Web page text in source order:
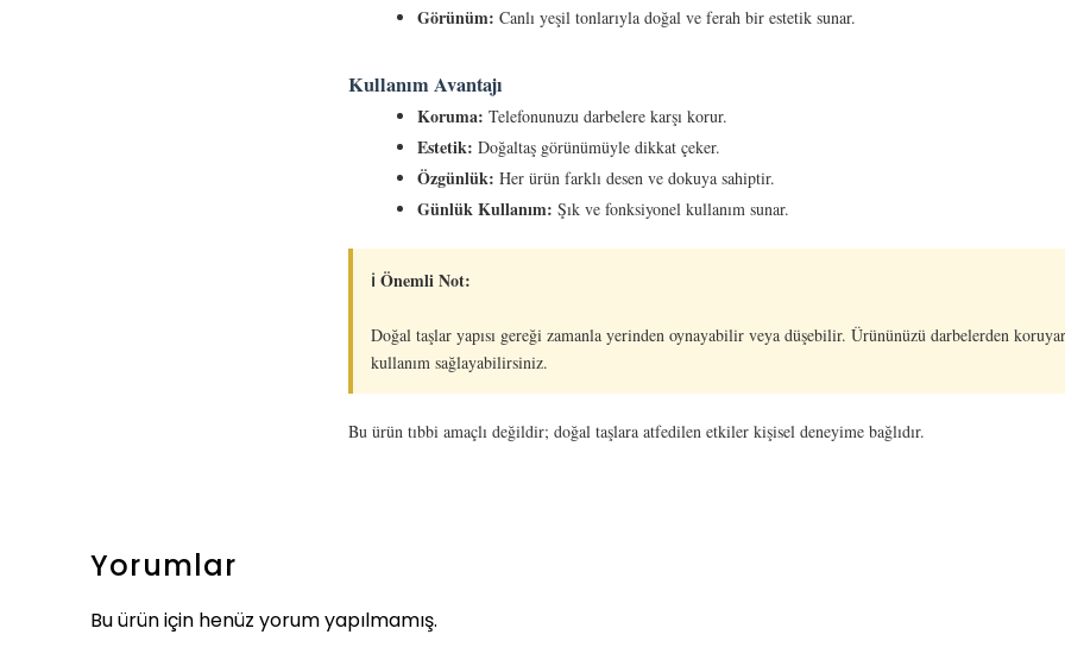
Görünüm: Canlı yeşil tonlarıyla doğal ve ferah bir estetik sunar.
Kullanım Avantajı
Koruma: Telefonunuzu darbelere karşı korur.
Estetik: Doğaltaş görünümüyle dikkat çeker.
Özgünlük: Her ürün farklı desen ve dokuya sahiptir.
Günlük Kullanım: Şık ve fonksiyonel kullanım sunar.
ℹ️ Önemli Not:
Doğal taşlar yapısı gereği zamanla yerinden oynayabilir veya düşebilir. Ürününüzü darbelerden
kullanım sağlayabilirsiniz.
Bu ürün tıbbi amaçlı değildir; doğal taşlara atfedilen etkiler kişisel deneyime bağlıdır.
Yorumlar
Bu ürün için henüz yorum yapılmamış.